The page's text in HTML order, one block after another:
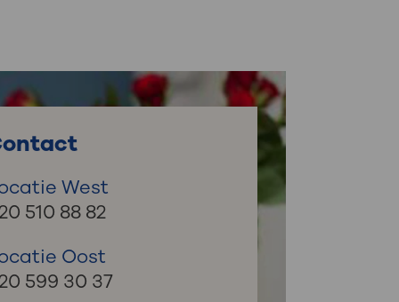
Inloggen MijnOLVG
West
510 88 82
Oost
599 30 37